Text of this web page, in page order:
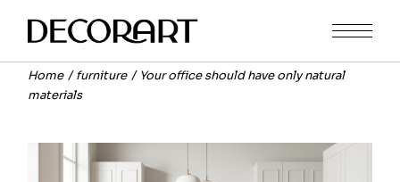
Home furniture
Your office should have only natural
materials